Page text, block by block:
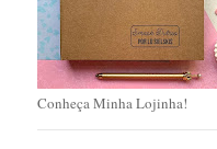
Conheça Minha Lojinha!